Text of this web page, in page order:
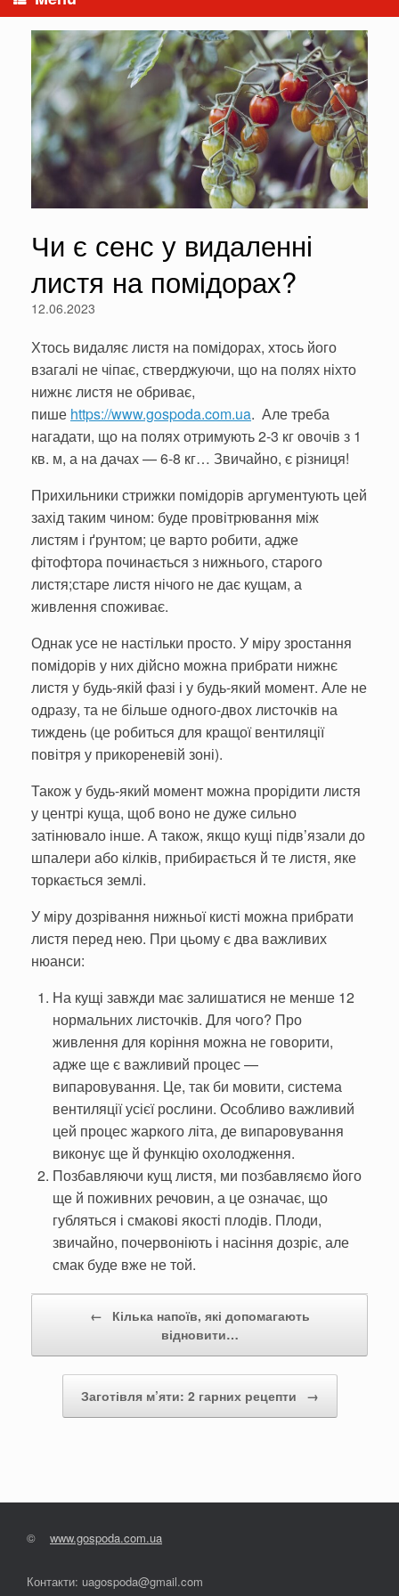
Чи є сенс у видаленні
листя на помідорах?
12.06.2023
Хтось видаляє листя на помідорах, хтось його
взагалі не чіпає, стверджуючи, що на полях ніхто
нижнє листя не обриває,
пише https://www.gospoda.com.ua. Але треба
нагадати, що на полях отримують 2-3 кг овочів з 1
кв. м, а на дачах — 6-8 кг… Звичайно, є різниця!
Прихильники стрижки помідорів аргументують цей
захід таким чином: буде провітрювання між
листям і ґрунтом; це варто робити, адже
фітофтора починається з нижнього, старого
листя;старе листя нічого не дає кущам, а
живлення споживає.
Однак усе не настільки просто. У міру зростання
помідорів у них дійсно можна прибрати нижнє
листя у будь-якій фазі і у будь-який момент. Але не
одразу, та не більше одного-двох листочків на
тиждень (це робиться для кращої вентиляції
повітря у прикореневій зоні).
Також у будь-який момент можна прорідити листя
у центрі куща, щоб воно не дуже сильно
затінювало інше. А також, якщо кущі підв’язали до
шпалери або кілків, прибирається й те листя, яке
торкається землі.
У міру дозрівання нижньої кисті можна прибрати
листя перед нею. При цьому є два важливих
нюанси:
На кущі завжди має залишатися не менше 12
нормальних листочків. Для чого? Про
живлення для коріння можна не говорити,
адже ще є важливий процес —
випаровування. Це, так би мовити, система
вентиляції усієї рослини. Особливо важливий
цей процес жаркого літа, де випаровування
виконує ще й функцію охолодження.
Позбавляючи кущ листя, ми позбавляємо його
ще й поживних речовин, а це означає, що
губляться і смакові якості плодів. Плоди,
звичайно, почервоніють і насіння дозріє, але
смак буде вже не той.
←
Кілька напоїв, які допомагають
відновити…
Заготівля м’яти: 2 гарних рецепти →
© www.gospoda.com.ua
Контакти: uagospoda@gmail.com